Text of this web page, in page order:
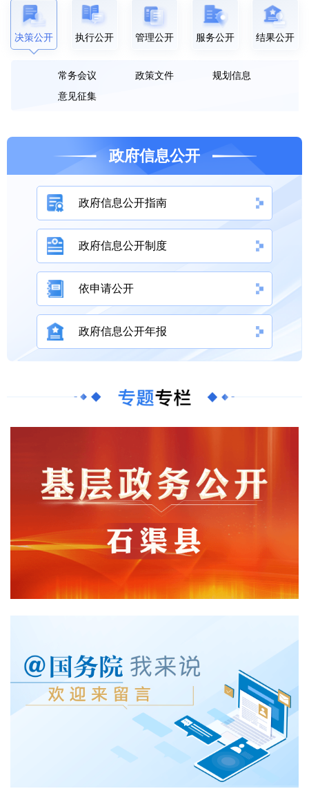
决策公开 执行公开 管理公开 服务公开 结果公开
常务会议 政策文件
规划信息
意见征集
政府信息公开
政府信息公开指南
政府信息公开制度
依申请公开
政府信息公开年报